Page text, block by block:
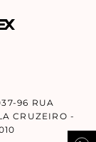
96 RUA
CRUZEIRO -